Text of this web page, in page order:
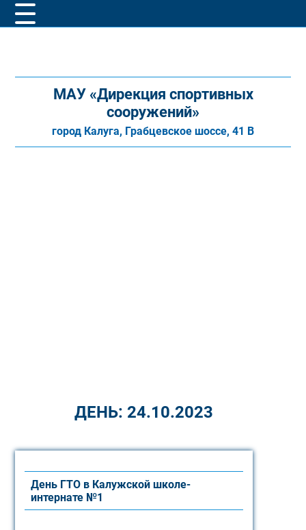
МАУ «Дирекция спортивных
сооружений»
город Калуга, Грабцевское шоссе, 41 В
ДЕНЬ: 24.10.2023
День ГТО в Калужской школе-
интернате №1